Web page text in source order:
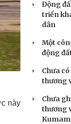
này
Động
triển
dân
Một
động
Chưa
thương
Chưa
thương